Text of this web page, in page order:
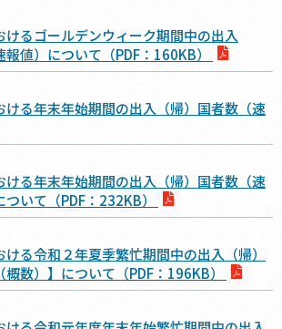
けるゴールデンウィーク期間中の出入
報値）について（PDF：160KB）
ける年末年始期間の出入（帰）国者数（速
ける年末年始期間の出入（帰）国者数（速
いて（PDF：232KB）
る令和２年夏季繁忙期間中の出入（帰）
数）】について（PDF：196KB）